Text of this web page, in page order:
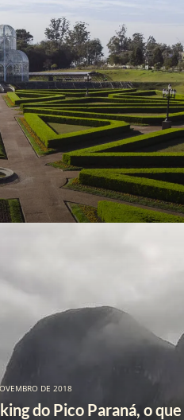
do Pico Paraná, o
DE 2018